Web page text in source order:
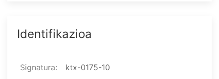
Identifikazioa
Signatura ktx-0175-10